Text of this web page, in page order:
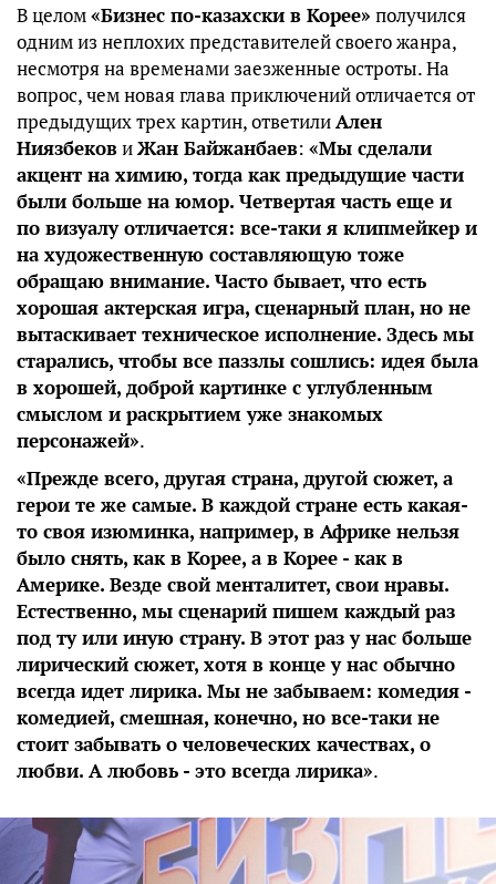
В целом«Бизнес по-казахски в Корее» получился
одним из неплохих представителей своего жанра,
несмотря на временами заезженные остроты. На
вопрос, чем новая глава приключений отличается от
предыдущих трех картин, ответилиАлен
НиязбековиЖан Байжанбаев: «Мы сделали
акцент на химию, тогда как предыдущие части
были больше на юмор. Четвертая часть еще и
по визуалу отличается: все-таки я клипмейкер и
на художественную составляющую тоже
обращаю внимание. Часто бывает, что есть
хорошая актерская игра, сценарный план, но не
вытаскивает техническое исполнение. Здесь мы
старались, чтобы все паззлы сошлись: идея была
в хорошей, доброй картинке с углубленным
смыслом и раскрытием уже знакомых
персонажей».
«Прежде всего, другая страна, другой сюжет, а
герои те же самые. В каждой стране есть какая-
то своя изюминка, например, в Африке нельзя
было снять, как в Корее, а в Корее - как в
Америке. Везде свой менталитет, свои нравы.
Естественно, мы сценарий пишем каждый раз
под ту или иную страну. В этот раз у нас больше
лирический сюжет, хотя в конце у нас обычно
всегда идет лирика. Мы не забываем: комедия -
комедией, смешная, конечно, но все-таки не
стоит забывать о человеческих качествах, о
любви. А любовь - это всегда лирика».